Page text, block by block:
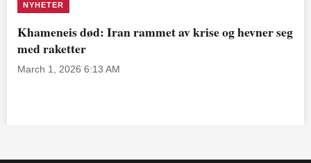
NYHETER
Khameneis død: Iran rammet av krise og hevner seg
med raketter
March 1, 2026 6:13 AM